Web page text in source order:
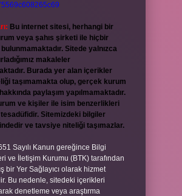
Bu internet sitesi, herhangi bir
veya şahıs şirketi ile hiçbir
bulunmamaktadır. Sitede yalnızca
makaleler
Burada yer alan içerikler
taşımamakta olup, gerçek kurum
paylaşım yapılmamaktadır.
ve kişiler ile isim benzerlikleri
Sitemizdeki bilgiler
ve tavsiye niteliği taşımazlar.
Sayılı Kanun gereğince Bilgi
ve İletişim Kurumu (BTK) tarafından
bir Yer Sağlayıcı olarak hizmet
Bu nedenle, sitedeki içerikleri
denetleme veya araştırma